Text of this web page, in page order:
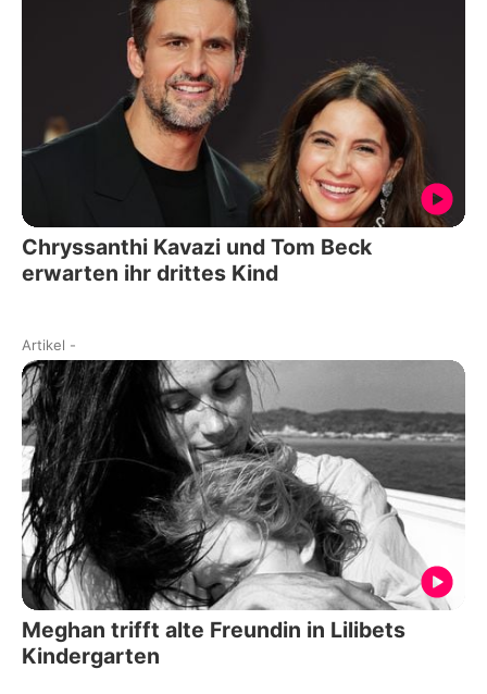
Chryssanthi Kavazi und Tom Beck
erwarten ihr drittes Kind
Artikel -
Meghan trifft alte Freundin in Lilibets
Kindergarten